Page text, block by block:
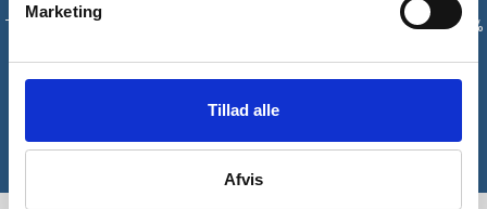
Marketing
Tillad alle
Afvis
Tilmeld dig vores nyhedsbrev og modtag med det samme en 10%